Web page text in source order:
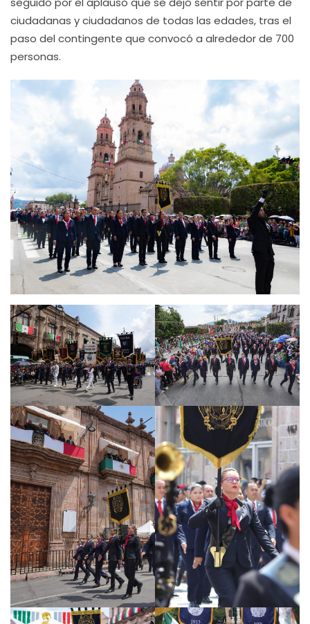
ciudadanas y ciudadanos de todas las edades, tras el
paso del contingente que convocó a alrededor de 700
personas.